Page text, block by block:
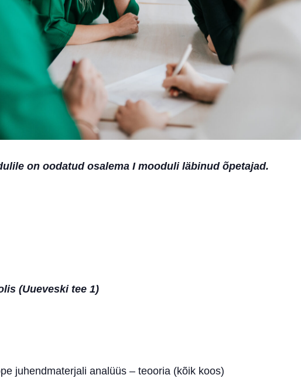
on oodatud osalema I mooduli läbinud õpetajad.
(Uueveski tee 1)
juhendmaterjali analüüs – teooria (kõik koos)